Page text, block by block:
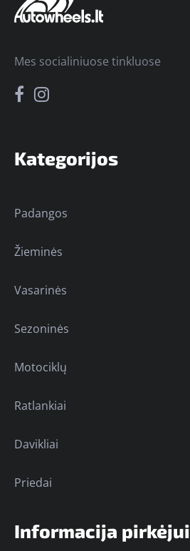
Kategorijos
Padangos
Žieminės
Vasarinės
Sezoninės
Motociklų
Ratlankiai
Davikliai
Priedai
Informacija pirkėjui
Mes socialiniuose tinkluose